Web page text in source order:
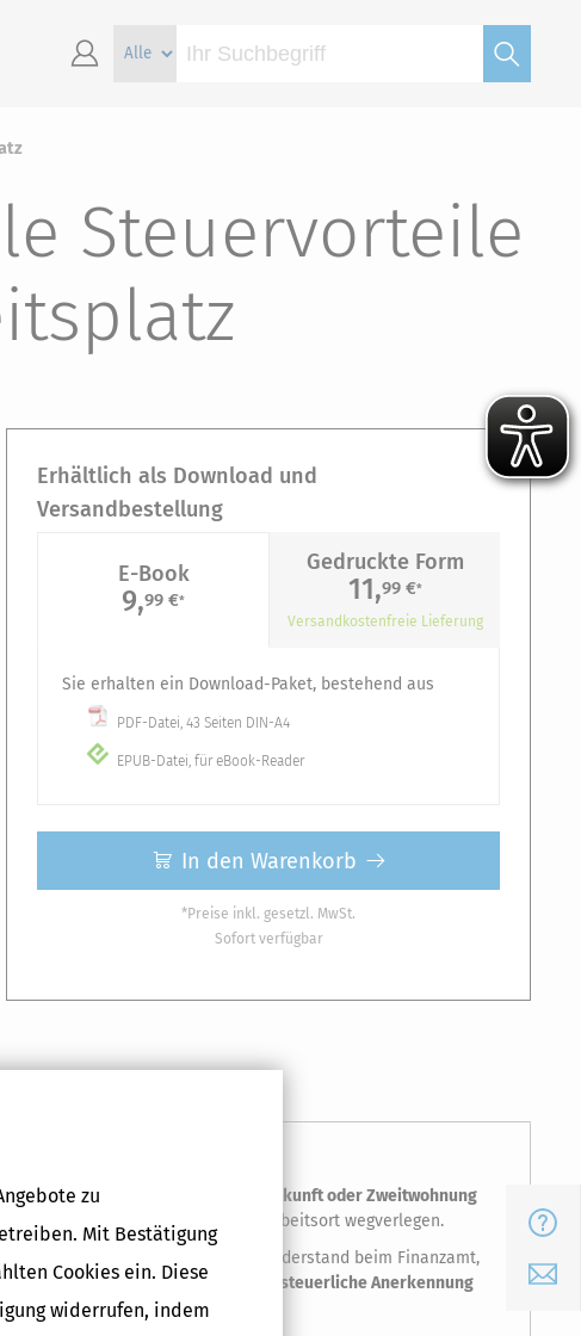
zu
Mit Bestätigung
Cookies ein. Diese
widerrufen, indem
FAQ
E-Mail
Steuervorteile
Erhältlich als Download und
Versandbestellung
E-Book
9,99 €*
Gedruckte Form
11,99 €*
Versandkostenfreie Lieferung
Sie erhalten ein Download-Paket, bestehend aus
PDF-Datei, 43 Seiten DIN-A4
EPUB-Datei, für eBook-Reader
In den Warenkorb
*Preise inkl. gesetzl. MwSt.
Sofort verfügbar
am Beschäftigungsort eine Unterkunft oder Zweitwohnung
Sie Ihre Hauptwohnung vom Arbeitsort wegverlegen.
Doch häufig stoßen sie auf Widerstand beim Finanzamt,
richtigen Argumenten IhrRecht auf steuerliche Anerkennung